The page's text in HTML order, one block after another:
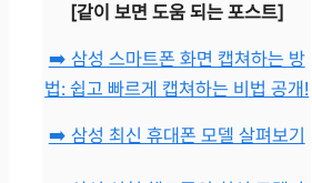
[같이 보면 도움 되는 포스트]
➡️ 삼성 스마트폰 화면 캡쳐하는 방
법: 쉽고 빠르게 캡쳐하는 비법 공개!
➡️ 삼성 최신 휴대폰 모델 살펴보기